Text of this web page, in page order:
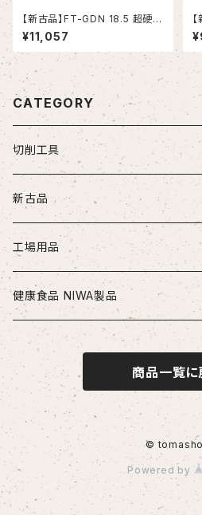
【新古品】FT-GDN 18.5 超硬ド
リル (OSG)
¥11,057
ーマ スト
作
CATEGORY
切削工具
ドリル
ソリッドドリル（超硬/ハイス/他）
段付きドリル・座繰りドリル
ヘッド交換式ドリル
ヘッド交換式ドリル用ホルダ
刃先交換式ドリル用チップ
刃先交換式ドリル用ホルダ
エンドミル
超硬エンドミル
ハイスエンドミル
タップ
ハンドタップ
スパイラルタップ
ポイントタップ
ロールタップ
リーマ
ストレートリーマ・ハンドリーマ
スパイラルリーマ・ヘリカルリーマ
テーパリーマ
チップ
外径用・内径用チップ
溝入れ用・突っ切り用チップ
新古品
お得セット品
切削工具
ドリル
エンドミル
リーマ
配管部品
継手
治具
コレット
測定工具
コンベックス・巻尺
作業工具
工場用品
安全・保護用品
ヘルメット
健康食品 NIWA製品
ニワメイツ21 [送料無料]
ニワAOAFスペシャル[送料無料]
ロイヤルセレクト [送料無料]
商品一覧に
©
Powered by